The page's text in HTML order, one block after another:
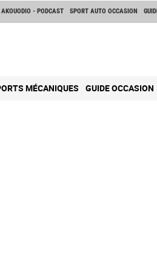
AKOUODIO - PODCAST SPORT AUTO OCCASION
MÉCANIQUES GUIDE OCCASION